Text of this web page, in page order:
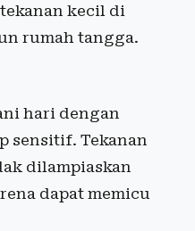
kecil di
rumah tangga.
hari dengan
sensitif. Tekanan
dilampiaskan
dapat memicu